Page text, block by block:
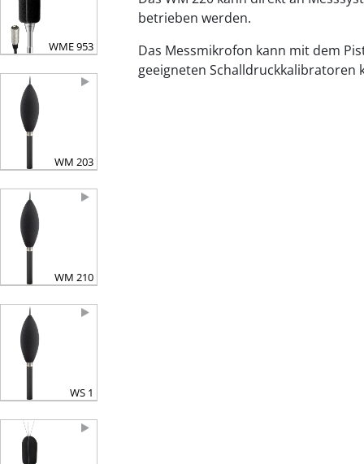
WME 953
WM 203
WM 210
WS 1
betrieben werden.
Das Messmikrofon kann mit dem
geeigneten Schalldruckkalibratoren